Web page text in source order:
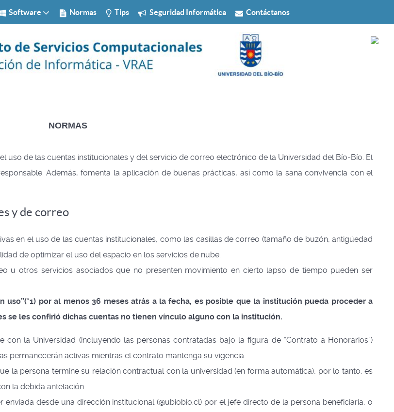
Software Normas Tips Seguridad Informática Contáctanos
NORMAS
uso de las cuentas institucionales y del servicio de correo electrónico de la Universidad del Bío-Bío. El
Además, fomenta la aplicación de buenas prácticas, así como la sana convivencia con el
y de correo
en el uso de las cuentas institucionales, como las casillas de correo (tamaño de buzón, antigüedad
de optimizar el uso del espacio en los servicios de nube.
u otros servicios asociados que no presenten movimiento en cierto lapso de tiempo pueden ser
uso”(*1) por al menos 36 meses atrás a la fecha, es posible que la institución pueda proceder a
se les confirió dichas cuentas no tienen vínculo alguno con la institución.
la Universidad (incluyendo las personas contratadas bajo la figura de “Contrato a Honorarios”)
permanecerán activas mientras el contrato mantenga su vigencia.
la persona termine su relación contractual con la universidad (en forma automática), por lo tanto, es
la debida antelación.
desde una dirección institucional (@ubiobio.cl) por el jefe directo de la persona beneficiaria, o